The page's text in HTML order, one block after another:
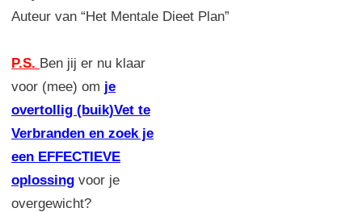
Auteur van “Het Mentale Dieet Plan”
P.S. Ben jij er nu klaar
voor (mee) om je
overtollig (buik)Vet te
Verbranden en zoek je
een EFFECTIEVE
oplossing voor je
overgewicht?